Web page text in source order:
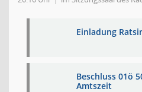
Einladung
Beschluss 01ö
Amtszeit